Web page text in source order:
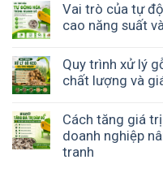
Vai trò của tự
cao năng suất
Quy trình xử lý
chất lượng và
Cách tăng giá
doanh nghiệp
tranh